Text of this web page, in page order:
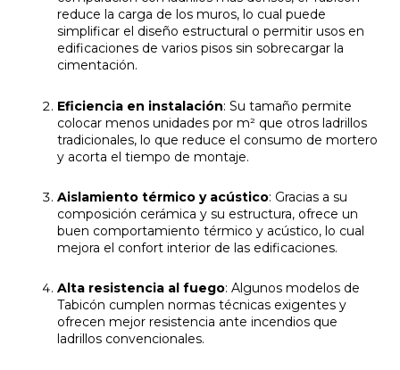
reduce la carga de los muros, lo cual puede
simplificar el diseño estructural o permitir usos en
edificaciones de varios pisos sin sobrecargar la
cimentación.
Eficiencia en instalación: Su tamaño permite
colocar menos unidades por m² que otros ladrillos
tradicionales, lo que reduce el consumo de mortero
y acorta el tiempo de montaje.
Aislamiento térmico y acústico: Gracias a su
composición cerámica y su estructura, ofrece un
buen comportamiento térmico y acústico, lo cual
mejora el confort interior de las edificaciones.
Alta resistencia al fuego: Algunos modelos de
Tabicón cumplen normas técnicas exigentes y
ofrecen mejor resistencia ante incendios que
ladrillos convencionales.